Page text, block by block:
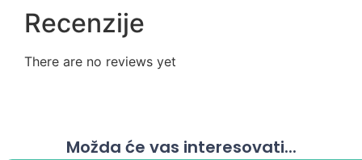
Recenzije
There are no reviews yet
Možda će vas interesovati...